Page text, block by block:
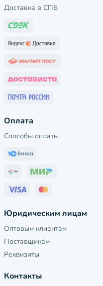
Доставка в СПБ
Оплата
Способы оплаты
Юридическим лицам
Оптовым клиентам
Поставщикам
Реквизиты
Контакты